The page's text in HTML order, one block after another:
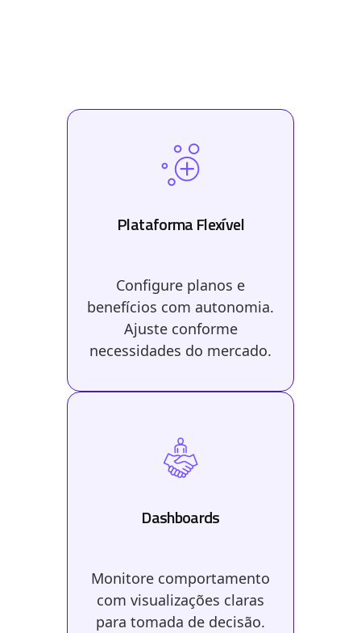
Plataforma Flexível
Configure planos e
benefícios com autonomia.
Ajuste conforme
necessidades do mercado.
Dashboards
Monitore comportamento
com visualizações claras
para tomada de decisão.